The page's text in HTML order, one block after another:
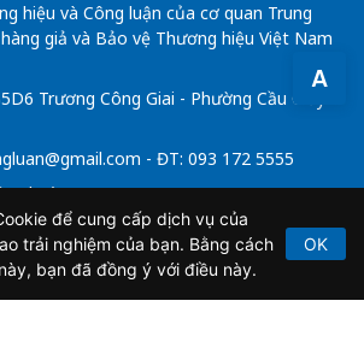
A
hiệu và Công luận của cơ quan Trung
giả và Bảo vệ Thương hiệu Việt Nam
Trương Công Giai - Phường Cầu Giấy -
- ĐT: 093 172 5555
Thuận
báo chí điện tử số 64/GP-BTTTT do Bộ
cấp ngày 21/2/2020.
để cung cấp dịch vụ của
trải nghiệm của bạn. Bằng cách
bạn đã đồng ý với điều này.
OK